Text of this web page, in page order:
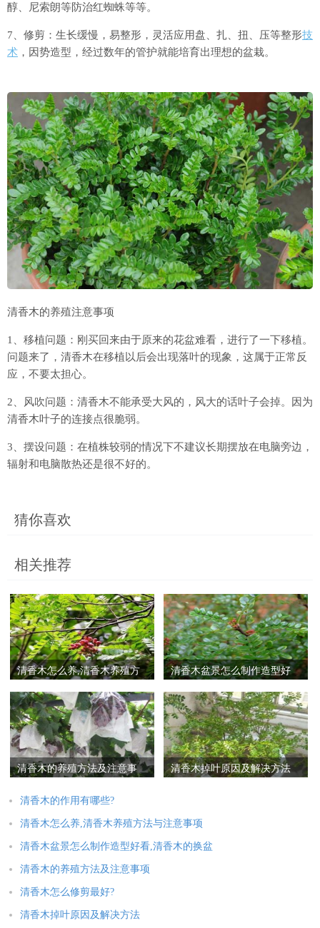
醇、尼索朗等防治红蜘蛛等等。
7、修剪：生长缓慢，易整形，灵活应用盘、扎、扭、压等整形技
术 ，因势造型，经过数年的管护就能培育出理想的盆栽。
清香木的养殖注意事项
1、移植问题：刚买回来由于原来的花盆难看，进行了一下移植。
问题来了，清香木在移植以后会出现落叶的现象，这属于正常反
应，不要太担心。
2、风吹问题：清香木不能承受大风的，风大的话叶子会掉。因为
清香木叶子的连接点很脆弱。
3、摆设问题：在植株较弱的情况下不建议长期摆放在电脑旁边，
辐射和电脑散热还是很不好的。
猜你喜欢
相关推荐
清香木怎么养,清香木养殖方
清香木盆景怎么制作造型好
清香木的养殖方法及注意事
清香木掉叶原因及解决方法
清香木的作用有哪些?
清香木怎么养,清香木养殖方法与注意事项
清香木盆景怎么制作造型好看,清香木的换盆
清香木的养殖方法及注意事项
清香木怎么修剪最好?
清香木掉叶原因及解决方法